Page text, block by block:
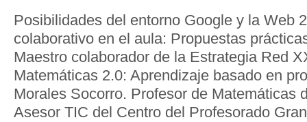
Posibilidades del entorno Google y la Web
colaborativo en el aula: Propuestas
Maestro colaborador de la Estrategia Red
Matemáticas 2.0: Aprendizaje basado en
Morales Socorro. Profesor de Matemáticas
Asesor TIC del Centro del Profesorado